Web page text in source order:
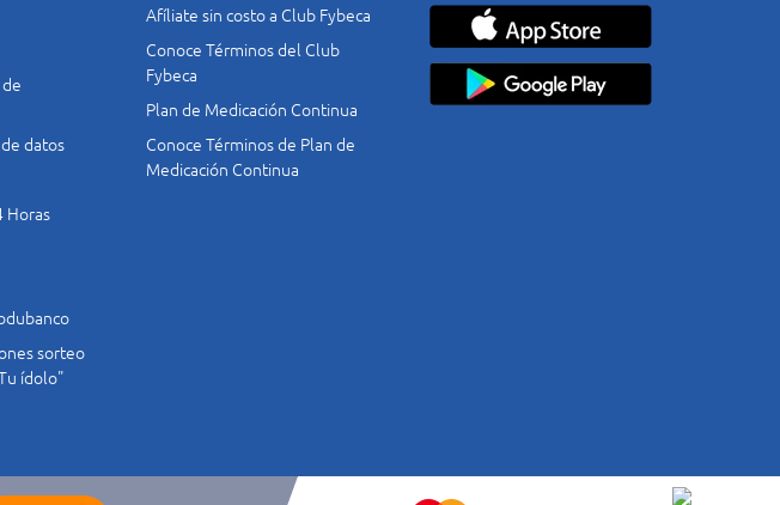
datos
Horas
sorteo
ídolo"
Afíliate sin costo a Club Fybeca
Conoce Términos del Club
Fybeca
Plan de Medicación Continua
Conoce Términos de Plan de
Medicación Continua